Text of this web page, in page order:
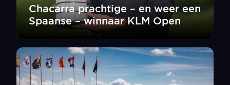
Chacarra prachtige – en weer een
Spaanse – winnaar KLM Open